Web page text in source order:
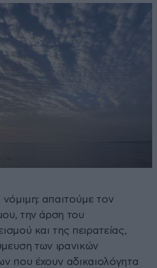
νόμιμη: απαιτούμε τον
την άρση του
και της πειρατείας,
των ιρανικών
που έχουν αδικαιολόγητα